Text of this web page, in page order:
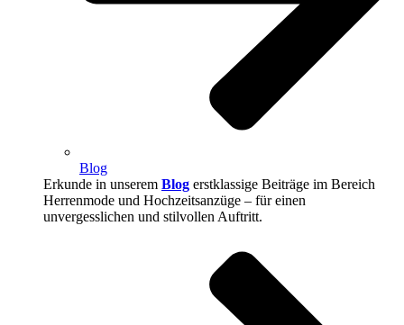
Blog
Erkunde in unserem Blog erstklassige Beiträge im Bereich
Herrenmode und Hochzeitsanzüge – für einen
unvergesslichen und stilvollen Auftritt.